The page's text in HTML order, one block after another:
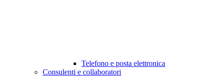
Telefono e posta elettronica
Consulenti e collaboratori